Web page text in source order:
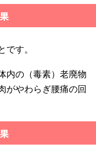
す。
内の（毒素）老廃物
がやわらぎ腰痛の回